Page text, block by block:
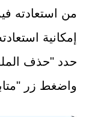
من استعادته
إمكانية
حدد "حذف
واضغط زر